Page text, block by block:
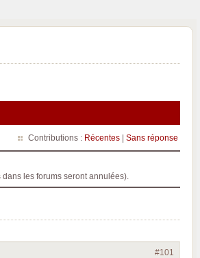
Contributions : Récentes | Sans réponse
les forums seront annulées).
#101